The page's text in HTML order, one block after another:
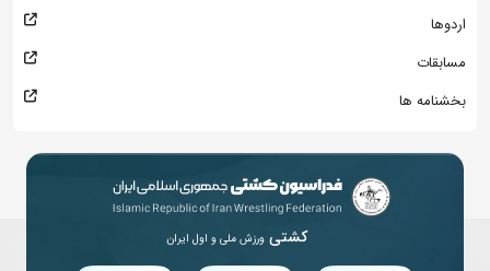
اردوها
مسابقات
بخشنامه ها
کشتی ورزش ملی و اول ایران